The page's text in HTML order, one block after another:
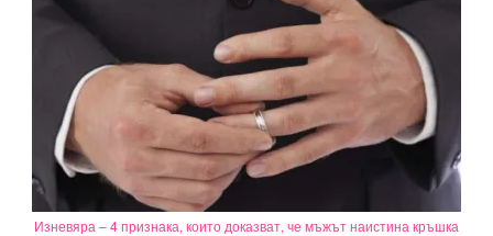
Изневяра – 4 признака, които доказват, че мъжът наистина кръшка